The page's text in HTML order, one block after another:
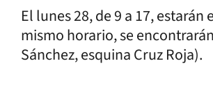
El lunes 28, de 9 a 17, estarán
mismo horario, se
Sánchez, esquina Cruz Roja).